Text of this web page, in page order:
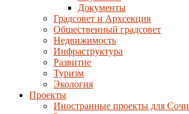
Документы
Градсовет и Архсекция
Общественный градсовет
Недвижимость
Инфраструктура
Развитие
Туризм
Экология
Проекты
Иностранные проекты для Сочи